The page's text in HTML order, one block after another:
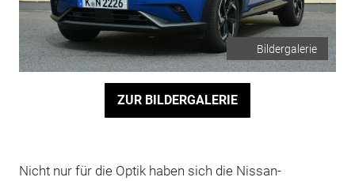
Bildergalerie
ZUR BILDERGALERIE
Nicht nur für die Optik haben sich die Nissan-